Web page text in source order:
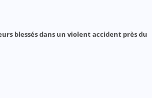
blessés dans un violent accident près du